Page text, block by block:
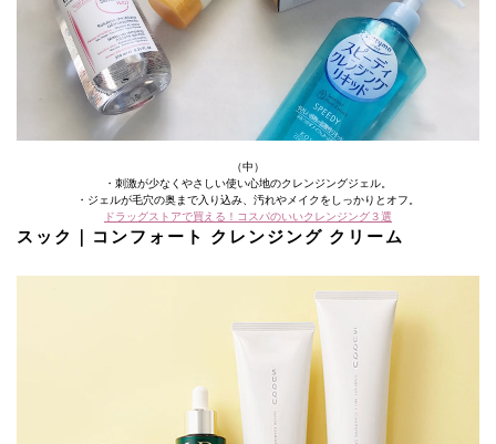
（中）
・刺激が少なくやさしい使い心地のクレンジングジェル。
・ジェルが毛穴の奥まで入り込み、汚れやメイクをしっかりとオフ。
ドラッグストアで買える！コスパのいいクレンジング３選
スック｜コンフォート クレンジング クリーム